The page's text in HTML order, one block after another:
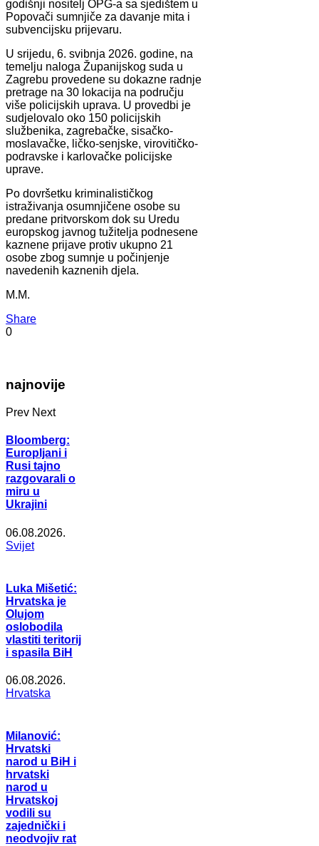
godišnji nositelj OPG-a sa sjedištem u
Popovači sumnjiče za davanje mita i
subvencijsku prijevaru.
U srijedu, 6. svibnja 2026. godine, na
temelju naloga Županijskog suda u
Zagrebu provedene su dokazne radnje
pretrage na 30 lokacija na području
više policijskih uprava. U provedbi je
sudjelovalo oko 150 policijskih
službenika, zagrebačke, sisačko-
moslavačke, ličko-senjske, virovitičko-
podravske i karlovačke policijske
uprave.
Po dovršetku kriminalističkog
istraživanja osumnjičene osobe su
predane pritvorskom dok su Uredu
europskog javnog tužitelja podnesene
kaznene prijave protiv ukupno 21
osobe zbog sumnje u počinjenje
navedenih kaznenih djela.
M.M.
Share
0
najnovije
Prev Next
Bloomberg:
Europljani i
Rusi tajno
razgovarali o
miru u
Ukrajini
06.08.2026.
Svijet
Luka Mišetić:
Hrvatska je
Olujom
oslobodila
vlastiti teritorij
i spasila BiH
06.08.2026.
Hrvatska
Milanović:
Hrvatski
narod u BiH i
hrvatski
narod u
Hrvatskoj
vodili su
zajednički i
neodvojiv rat